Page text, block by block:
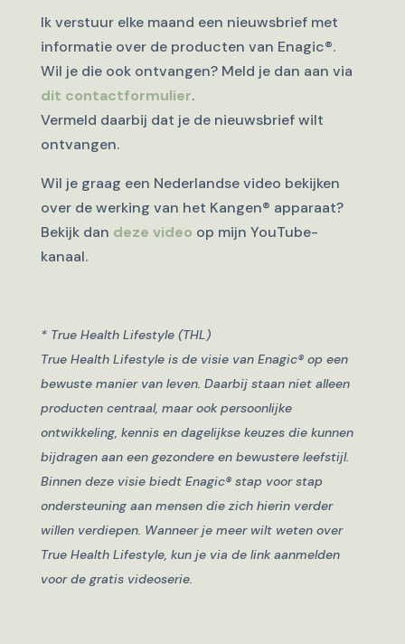
Ik verstuur elke maand een nieuwsbrief met
informatie over de producten van Enagic®.
Wil je die ook ontvangen? Meld je dan aan via
dit contactformulier.
Vermeld daarbij dat je de nieuwsbrief wilt
ontvangen.
Wil je graag een Nederlandse video bekijken
over de werking van het Kangen® apparaat?
Bekijk dan deze video op mijn YouTube-
kanaal.
* True Health Lifestyle (THL)
True Health Lifestyle is de visie van Enagic® op een
bewuste manier van leven. Daarbij staan niet alleen
producten centraal, maar ook persoonlijke
ontwikkeling, kennis en dagelijkse keuzes die kunnen
bijdragen aan een gezondere en bewustere leefstijl.
Binnen deze visie biedt Enagic® stap voor stap
ondersteuning aan mensen die zich hierin verder
willen verdiepen. Wanneer je meer wilt weten over
True Health Lifestyle, kun je via de link aanmelden
voor de gratis videoserie.